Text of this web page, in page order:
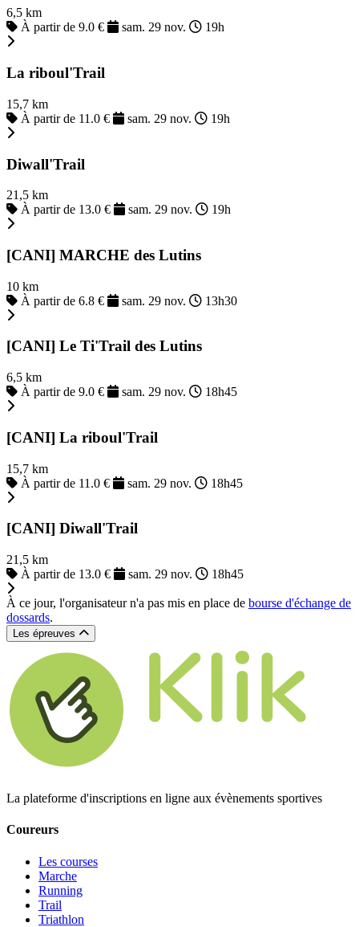
6,5 km
À partir de 9.0 €
sam. 29 nov. 19h
La riboul'Trail
15,7 km
À partir de 11.0 €
sam. 29 nov. 19h
Diwall'Trail
21,5 km
À partir de 13.0 €
sam. 29 nov. 19h
[CANI] MARCHE des Lutins
10 km
À partir de 6.8 €
sam. 29 nov. 13h30
[CANI] Le Ti'Trail des Lutins
6,5 km
À partir de 9.0 €
sam. 29 nov. 18h45
[CANI] La riboul'Trail
15,7 km
À partir de 11.0 €
sam. 29 nov. 18h45
[CANI] Diwall'Trail
21,5 km
À partir de 13.0 €
sam. 29 nov. 18h45
À ce jour, l'organisateur n'a pas mis en place de bourse d'échange de
dossards.
Les épreuves
La plateforme d'inscriptions en ligne aux évènements sportives
Coureurs
Les courses
Marche
Running
Trail
Triathlon